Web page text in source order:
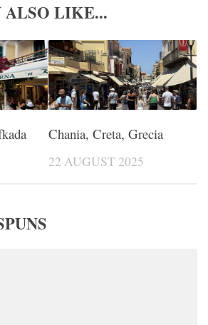
ALSO LIKE...
Chania, Creta, Grecia
22 AUGUST 2025